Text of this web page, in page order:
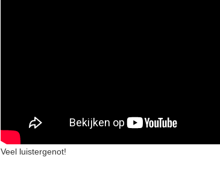
Veel luistergenot!